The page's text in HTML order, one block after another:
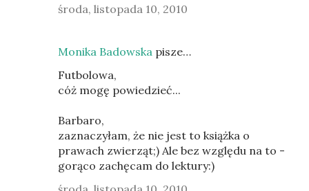
środa, listopada 10, 2010
Monika Badowska pisze…
Futbolowa,
cóż mogę powiedzieć...
Barbaro,
zaznaczyłam, że nie jest to książka o
prawach zwierząt;) Ale bez względu na to -
gorąco zachęcam do lektury:)